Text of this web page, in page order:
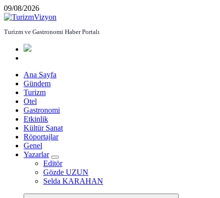
İçeriğe
atla
09/08/2026
Turizm ve Gastronomi Haber Portalı
Ana Sayfa
Gündem
Turizm
Otel
Gastronomi
Etkinlik
Kültür Sanat
Röportajlar
Genel
Yazarlar
Editör
Gözde UZUN
Selda KARAHAN